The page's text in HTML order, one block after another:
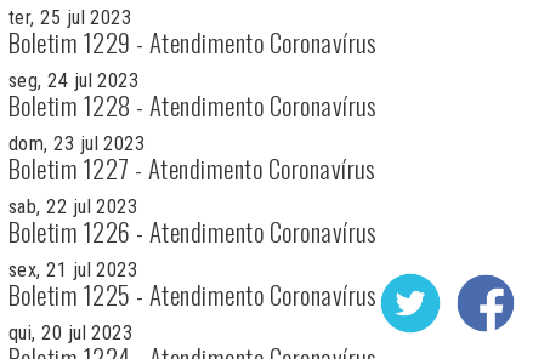
ter, 25 jul 2023
Boletim 1229 - Atendimento Coronavírus
seg, 24 jul 2023
Boletim 1228 - Atendimento Coronavírus
dom, 23 jul 2023
Boletim 1227 - Atendimento Coronavírus
sab, 22 jul 2023
Boletim 1226 - Atendimento Coronavírus
sex, 21 jul 2023
Boletim 1225 - Atendimento Coronavírus
qui, 20 jul 2023